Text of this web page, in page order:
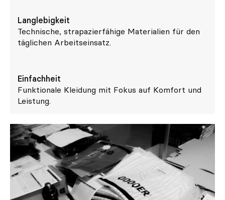
Langlebigkeit
Technische, strapazierfähige Materialien für den
täglichen Arbeitseinsatz.
Einfachheit
Funktionale Kleidung mit Fokus auf Komfort und
Leistung.